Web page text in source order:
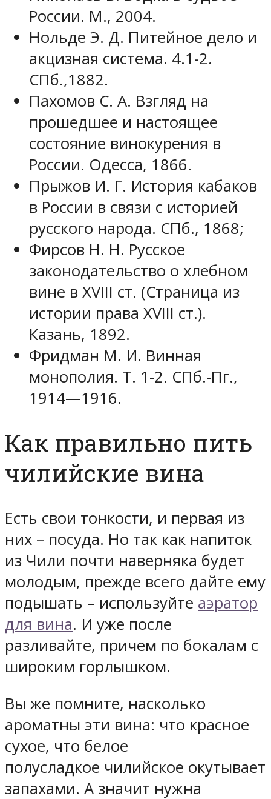
России. М., 2004.
Нольде Э. Д. Питейное дело и
акцизная система. 4.1-2.
СПб.,1882.
Пахомов С. А. Взгляд на
прошедшее и настоящее
состояние винокурения в
России. Одесса, 1866.
Прыжов И. Г. История кабаков
в России в связи с историей
русского народа. СПб., 1868;
Фирсов Н. Н. Русское
законодательство о хлебном
вине в XVIII ст. (Страница из
истории права XVIII ст.).
Казань, 1892.
Фридман М. И. Винная
монополия. Т. 1-2. СПб.-Пг.,
1914—1916.
Как правильно пить
чилийские вина
Есть свои тонкости, и первая из
них – посуда. Но так как напиток
из Чили почти наверняка будет
молодым, прежде всего дайте ему
подышать – используйте аэратор
для вина. И уже после
разливайте, причем по бокалам с
широким горлышком.
Вы же помните, насколько
ароматны эти вина: что красное
сухое, что белое
полусладкое чилийское окутывает
запахами. А значит нужна